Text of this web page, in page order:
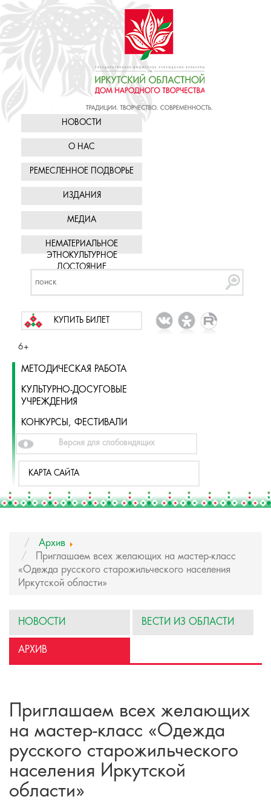
НОВОСТИ
О НАС
РЕМЕСЛЕННОЕ ПОДВОРЬЕ
ИЗДАНИЯ
МЕДИА
НЕМАТЕРИАЛЬНОЕ
ЭТНОКУЛЬТУРНОЕ
ДОСТОЯНИЕ
КУПИТЬ БИЛЕТ
6+
МЕТОДИЧЕСКАЯ РАБОТА
КУЛЬТУРНО-ДОСУГОВЫЕ
УЧРЕЖДЕНИЯ
КОНКУРСЫ, ФЕСТИВАЛИ
Версия для слабовидящих
КАРТА САЙТА
Архив
Приглашаем всех желающих на мастер-класс
«Одежда русского старожильческого населения
Иркутской области»
НОВОСТИ ВЕСТИ ИЗ ОБЛАСТИ
АРХИВ
Приглашаем всех желающих
на мастер-класс «Одежда
русского старожильческого
населения Иркутской
области»